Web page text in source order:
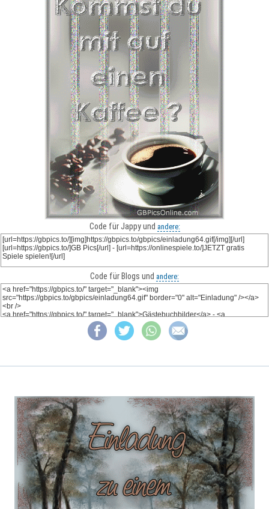
Code für Jappy und andere:
Code für Blogs und andere: